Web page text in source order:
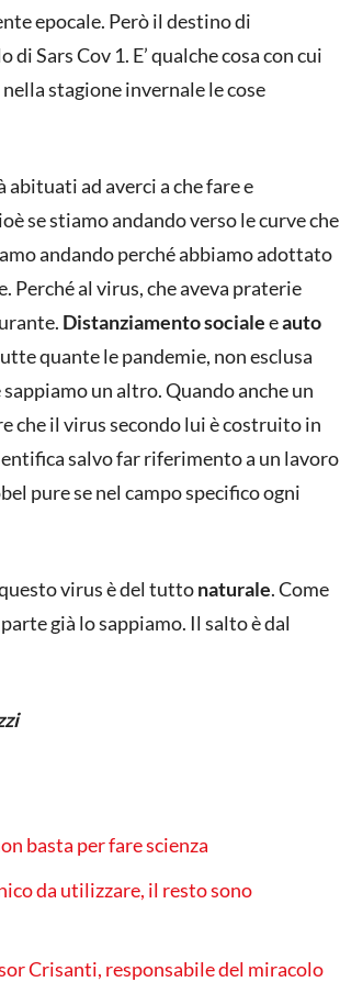
epocale. Però il destino di
Sars Cov 1. E’ qualche cosa con cui
stagione invernale le cose
abituati ad averci a che fare e
se stiamo andando verso le curve che
andando perché abbiamo adottato
Perché al virus, che aveva praterie
Distanziamento socialeeauto
quante le pandemie, non esclusa
un altro. Quando anche un
che il virus secondo lui è costruito in
salvo far riferimento a un lavoro
pure se nel campo specifico ogni
virus è del tuttonaturale. Come
già lo sappiamo. Il salto è dal
basta per fare scienza
da utilizzare, il resto sono
Crisanti, responsabile del miracolo